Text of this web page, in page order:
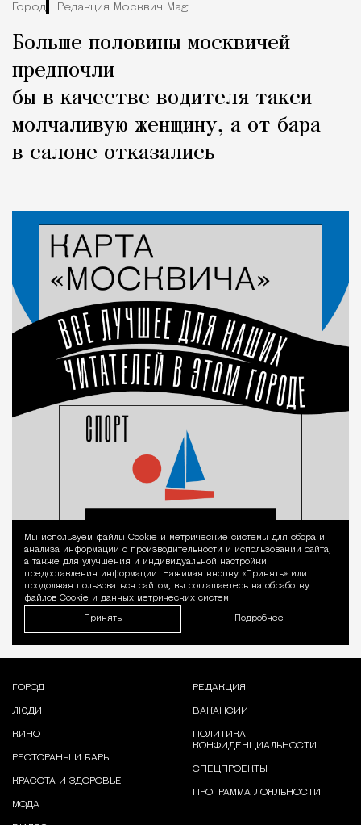
Город Редакция Москвич Mag
Больше половины москвичей
предпочли
бы в качестве водителя такси
молчаливую женщину, а от бара
в салоне отказались
Уведомление
Мы используем файлы Сookie и метрические системы для сбора и
анализа информации о производительности и использовании сайта,
а также для улучшения и индивидуальной настройки
предоставления информации. Нажимая кнопку «Принять» или
продолжая пользоваться сайтом, вы соглашаетесь на обработку
файлов Cookie и данных метрических систем.
Принять Подробнее
ГОРОД
ЛЮДИ
КИНО
РЕСТОРАНЫ И БАРЫ
КРАСОТА И ЗДОРОВЬЕ
МОДА
РЕДАКЦИЯ
ВАКАНСИИ
ПОЛИТИКА
КОНФИДЕНЦИАЛЬНОСТИ
СПЕЦПРОЕКТЫ
ПРОГРАММА ЛОЯЛЬНОСТИ